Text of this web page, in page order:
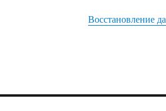
Восстановление